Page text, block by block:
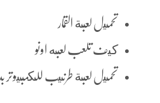
تحميل لعبة القمار
كيف تلعب لعبه اونو
تحميل لعبة طرنيب